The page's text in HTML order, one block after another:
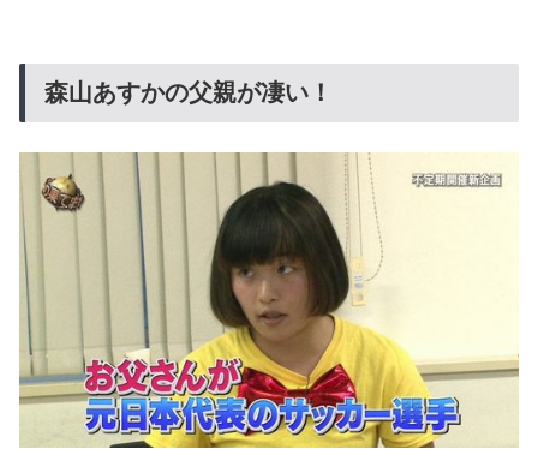
森山あすかの父親が凄い！